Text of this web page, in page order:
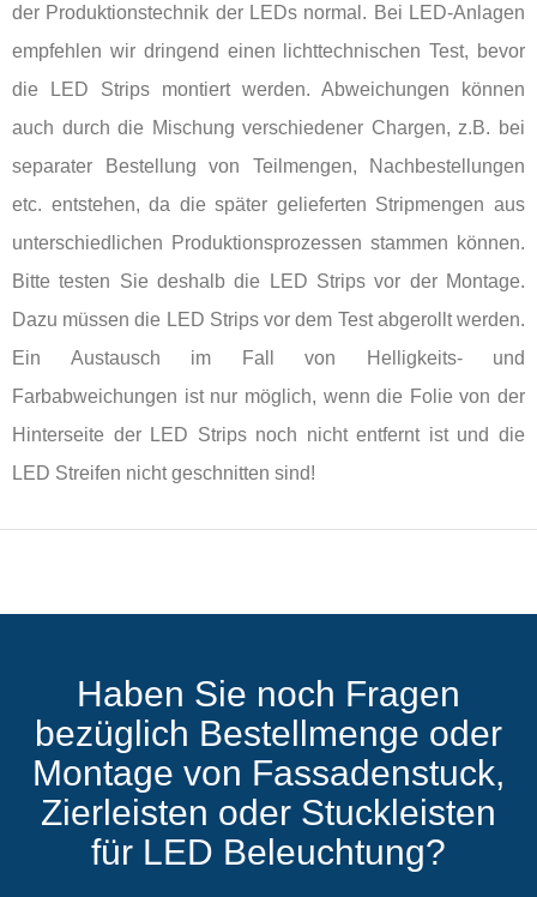
der Produktionstechnik der LEDs normal. Bei LED-Anlagen
empfehlen wir dringend einen lichttechnischen Test, bevor
die LED Strips montiert werden. Abweichungen können
auch durch die Mischung verschiedener Chargen, z.B. bei
separater Bestellung von Teilmengen, Nachbestellungen
etc. entstehen, da die später gelieferten Stripmengen aus
unterschiedlichen Produktionsprozessen stammen können.
Bitte testen Sie deshalb die LED Strips vor der Montage.
Dazu müssen die LED Strips vor dem Test abgerollt werden.
Ein Austausch im Fall von Helligkeits- und
Farbabweichungen ist nur möglich, wenn die Folie von der
Hinterseite der LED Strips noch nicht entfernt ist und die
LED Streifen nicht geschnitten sind!
Haben Sie noch Fragen
bezüglich Bestellmenge oder
Montage von Fassadenstuck,
Zierleisten oder Stuckleisten
für LED Beleuchtung?